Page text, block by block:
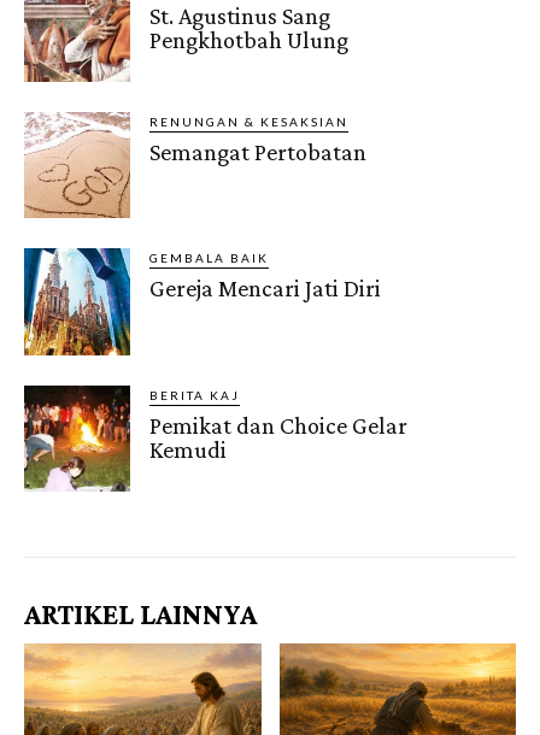
St. Agustinus Sang
Pengkhotbah Ulung
RENUNGAN & KESAKSIAN
Semangat Pertobatan
GEMBALA BAIK
Gereja Mencari Jati Diri
BERITA KAJ
Pemikat dan Choice Gelar
Kemudi
Gendis.ID
ARTIKEL LAINNYA